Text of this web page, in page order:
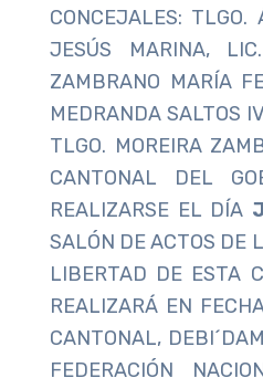
CONCEJALES: TLGO.
JESÚS MARINA,
ZAMBRANO MARÍA
MEDRANDA SALTOS
TLGO. MOREIRA
CANTONAL DEL
REALIZARSE EL DÍA
SALÓN DE ACTOS DE
LIBERTAD DE ESTA
REALIZARÁ EN
CANTONAL,
FEDERACIÓN